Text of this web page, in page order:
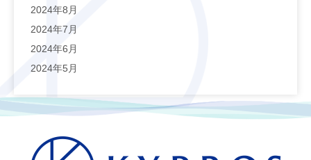
2024年8月
2024年7月
2024年6月
2024年5月